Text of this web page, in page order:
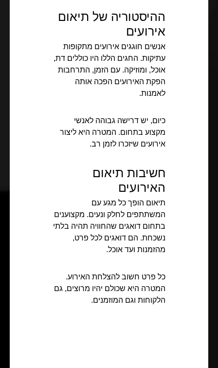
ההיסטוריה של תיאום
אירועים
אנשים חוגגים אירועים מתקופות
עתיקות. החגים הללו היו כוללים דת,
אוכל, ומוזיקה. עם הזמן, התרחבות
הפקת האירועים הפכה אותה
לאמנות.
כיום, יש דרישה גבוהה לאנשי
מקצוע בתחום. המטרה היא ליצור
אירועים שיזכרו לזמן רב.
חשיבות תיאום
האירועים
תיאום הופך כל מגע עם
המשתתפים לחלק ונעים. מקצוענים
בתחום דואגים שהחוויה תהיה בלתי
נשכחת. הם דואגים לכל פרט,
מהזמנות ועד אוכל.
כל פרט חשוב להצלחת האירוע.
המטרה היא שכולם יהיו מרוצים, גם
הלקוחות וגם המוזמנים.